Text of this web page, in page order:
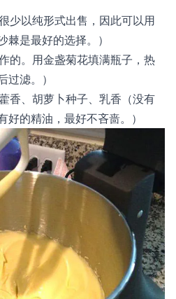
少以纯形式出售，因此可以用
是最好的选择。）
的。用金盏菊花填满瓶子，热
滤。）
香、胡萝卜种子、乳香（没有
的精油，最好不吝啬。）